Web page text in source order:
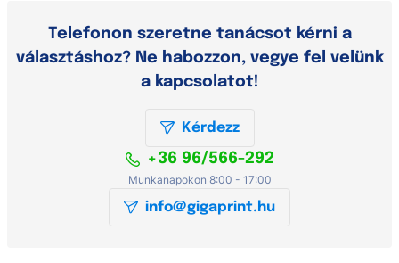
Telefonon szeretne tanácsot kérni a
választáshoz? Ne habozzon, vegye fel velünk
a kapcsolatot!
Kérdezz
+36 96/566-292
Munkanapokon 8:00 - 17:00
info@gigaprint.hu